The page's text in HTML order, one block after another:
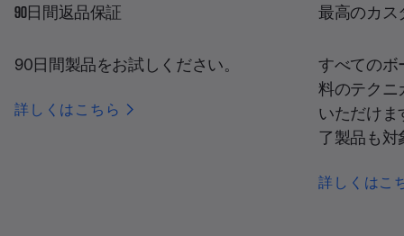
90日間返品保証
90日間製品をお試しください。
詳しくはこちら
最高のカス
すべてのボ
料のテクニ
いただけま
了製品も対
詳しくはこ